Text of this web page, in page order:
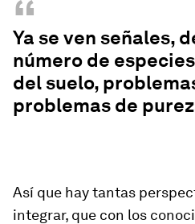
“
Ya se ven señales,
número de
del suelo,
problemas de
Así que hay tantas
integrar, que con los